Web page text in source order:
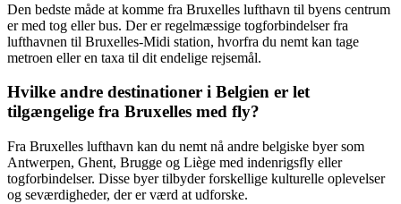
Den bedste måde at komme fra Bruxelles lufthavn til byens centrum
er med tog eller bus. Der er regelmæssige togforbindelser fra
lufthavnen til Bruxelles-Midi station, hvorfra du nemt kan tage
metroen eller en taxa til dit endelige rejsemål.
Hvilke andre destinationer i Belgien er let
tilgængelige fra Bruxelles med fly?
Fra Bruxelles lufthavn kan du nemt nå andre belgiske byer som
Antwerpen, Ghent, Brugge og Liège med indenrigsfly eller
togforbindelser. Disse byer tilbyder forskellige kulturelle oplevelser
og seværdigheder, der er værd at udforske.